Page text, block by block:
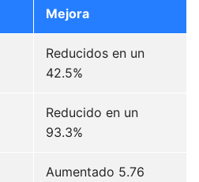
Mejora
Reducidos en un
42.5%
Reducido en un
93.3%
Aumentado 5.76